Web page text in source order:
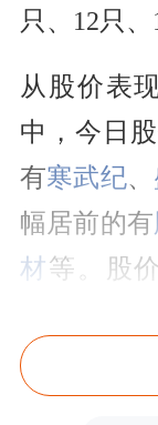
只、12只
从股价表
中，今日
有寒武纪、
幅居前的有
材等。股
91.97元
只，50元
高的是寒